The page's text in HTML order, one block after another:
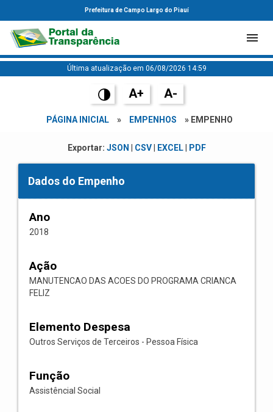
Prefeitura de Campo Largo do Piauí
Última atualização em 06/08/2026 14:59
A+ A-
PÁGINA INICIAL » EMPENHOS » EMPENHO
Exportar: JSON CSV| EXCEL| PDF
Dados do Empenho
Ano
2018
Ação
MANUTENCAO DAS ACOES DO PROGRAMA CRIANCA
FELIZ
Elemento Despesa
Outros Serviços de Terceiros - Pessoa Física
Função
Assistêncial Social